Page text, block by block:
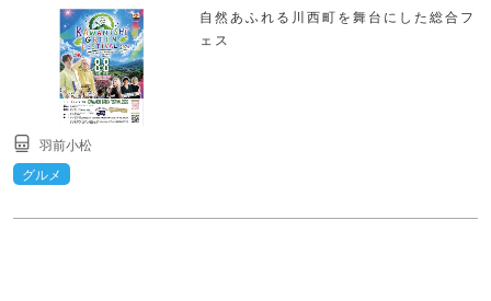
自然あふれる川西町を舞台にした総合フ
ェス
羽前小松
グルメ